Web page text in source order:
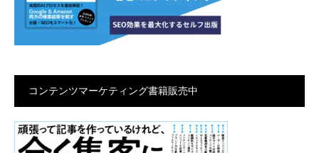
コンテンツマーケティング書籍販売中